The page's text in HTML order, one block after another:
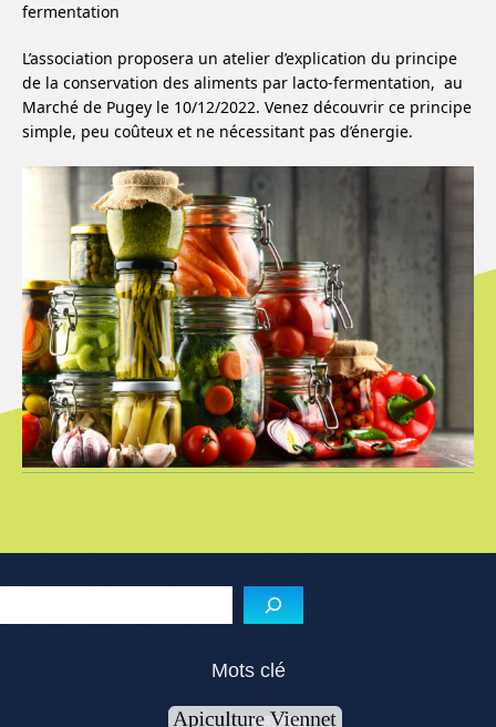
fermentation
L’association proposera un atelier d’explication du principe
de la conservation des aliments par lacto-fermentation, au
Marché de Pugey le 10/12/2022. Venez découvrir ce principe
simple, peu coûteux et ne nécessitant pas d’énergie.
Mots clé